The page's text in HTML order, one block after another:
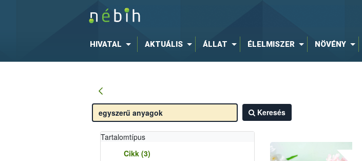
HIVATAL AKTUÁLIS ÁLLAT ÉLELMISZER NÖVÉNY
Keresés
Tartalomtípus
Cikk (3)